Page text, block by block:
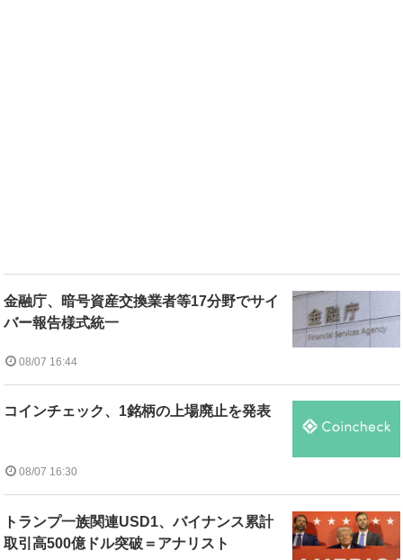
金融庁、暗号資産交換業者等17分野でサイ
バー報告様式統一
08/07 16:44
コインチェック、1銘柄の上場廃止を発表
08/07 16:30
トランプ一族関連USD1、バイナンス累計
取引高500億ドル突破＝アナリスト